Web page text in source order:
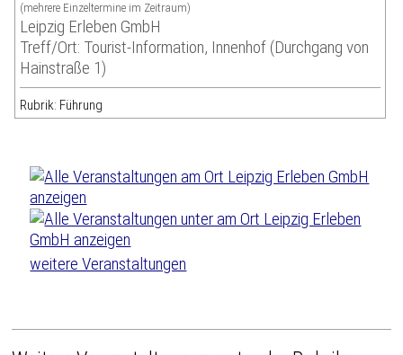
(mehrere Einzeltermine im Zeitraum)
Leipzig Erleben GmbH
Treff/Ort: Tourist-Information, Innenhof (Durchgang von
Hainstraße 1)
Rubrik: Führung
weitere Veranstaltungen